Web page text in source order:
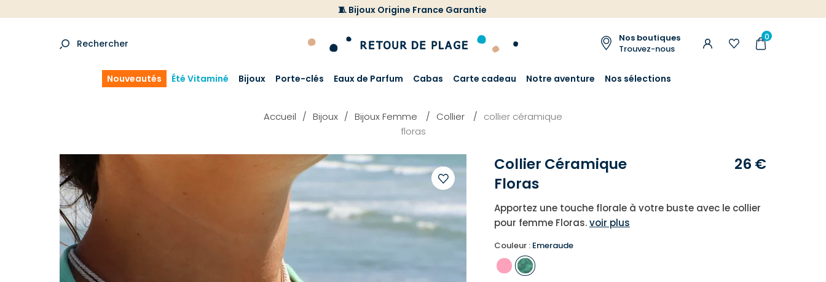
🧵 Bijoux Origine France Garantie
Rechercher
Nos boutiques
Trouvez-nous
0
Nouveautés Été Vitaminé Bijoux Porte-clés Eaux de Parfum Cabas Carte cadeau Notre aventure Nos sélections
Accueil Bijoux Bijoux Femme Collier
collier céramique
floras
Ajouter
à
votre
liste
Collier Céramique
Floras
26 €
Apportez une touche florale à votre buste avec le collier
pour femme Floras.voir plus
Couleur : Emeraude